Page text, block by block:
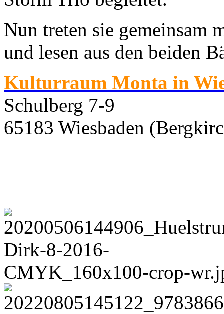
Nun treten sie gemeinsam
und lesen aus den beiden
Kulturraum Monta in
Schulberg 7-9
65183 Wiesbaden